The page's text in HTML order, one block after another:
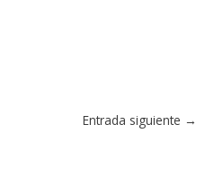
Entrada siguiente →